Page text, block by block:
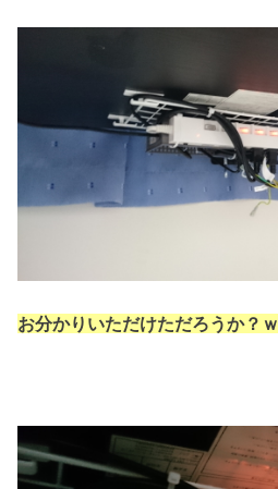
お分かりいただけただろうか？ｗ